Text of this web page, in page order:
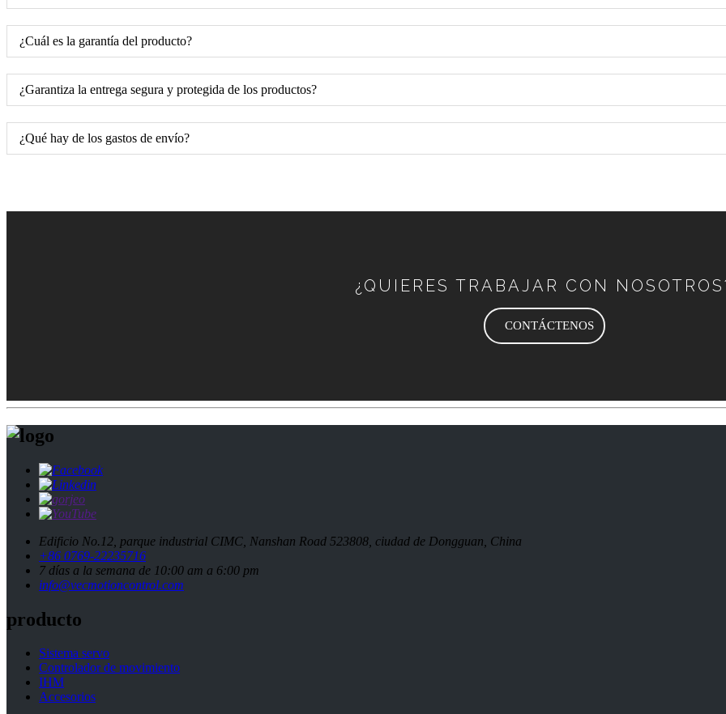
¿Cuál es la garantía del producto?
¿Garantiza la entrega segura y protegida de los productos?
¿Qué hay de los gastos de envío?
¿QUIERES TRABAJAR CON
CONTÁCTENOS
Edificio No.12, parque industrial CIMC, Nanshan Road 523808, ciudad de Dongguan, China
+86 0769-22235716
7 días a la semana de 10:00 am a 6:00 pm
info@vecmotioncontrol.com
producto
Sistema servo
Controlador de movimiento
IHM
Accesorios